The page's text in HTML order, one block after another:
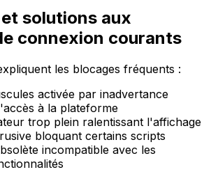
solutions aux
connexion courants
les blocages fréquents :
activée par inadvertance
à la plateforme
trop plein ralentissant l'affichage
bloquant certains scripts
incompatible avec les